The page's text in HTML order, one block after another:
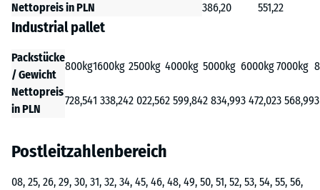
Nettopreis in PLN
386,20 551,22
Industrial pallet
Packstücke
/ Gewicht
800kg1600kg 2500kg 4000kg 5000kg 6000kg7000kg
Nettopreis
in PLN
728,541 338,242 022,562 599,842 834,993 472,023 568,99
Postleitzahlenbereich
08, 25, 26, 29, 30, 31, 32, 34, 45, 46, 48, 49, 50, 51, 52, 53, 54, 55, 56,